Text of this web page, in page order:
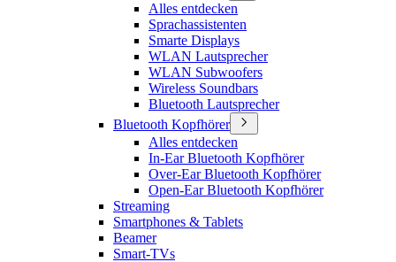
Alles entdecken
Sprachassistenten
Smarte Displays
WLAN Lautsprecher
WLAN Subwoofers
Wireless Soundbars
Bluetooth Lautsprecher
Bluetooth Kopfhörer
Alles entdecken
In-Ear Bluetooth Kopfhörer
Over-Ear Bluetooth Kopfhörer
Open-Ear Bluetooth Kopfhörer
Streaming
Smartphones & Tablets
Beamer
Smart-TVs